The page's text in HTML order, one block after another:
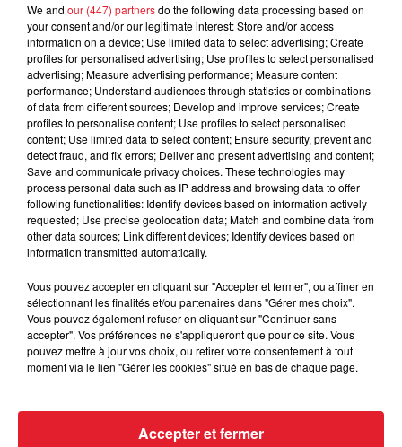
0:00 2 min 15 sec
13 novembre 2024 - 2 min 15 sec
MORNING SHOW 07H05 du 13.11.2024
Le Morning Show
We and our (447) partnersdo the following data processing based on
your consent and/or our legitimate interest: Store and/or access
information on a device; Use limited data to select advertising; Create
profiles for personalised advertising; Use profiles to select personalised
advertising; Measure advertising performance; Measure content
performance; Understand audiences through statistics or combinations
of data from different sources; Develop and improve services; Create
profiles to personalise content; Use profiles to select personalised
content; Use limited data to select content; Ensure security, prevent and
detect fraud, and fix errors; Deliver and present advertising and content;
Save and communicate privacy choices. These technologies may
process personal data such as IP address and browsing data to offer
following functionalities: Identify devices based on information actively
requested; Use precise geolocation data; Match and combine data from
other data sources; Link different devices; Identify devices based on
information transmitted automatically.
Vous pouvez accepter en cliquant sur "Accepter et fermer", ou affiner en
sélectionnant les finalités et/ou partenaires dans "Gérer mes choix".
Vous pouvez également refuser en cliquant sur "Continuer sans
accepter". Vos préférences ne s'appliqueront que pour ce site. Vous
pouvez mettre à jour vos choix, ou retirer votre consentement à tout
moment via le lien "Gérer les cookies" situé en bas de chaque page.
Accepter et fermer